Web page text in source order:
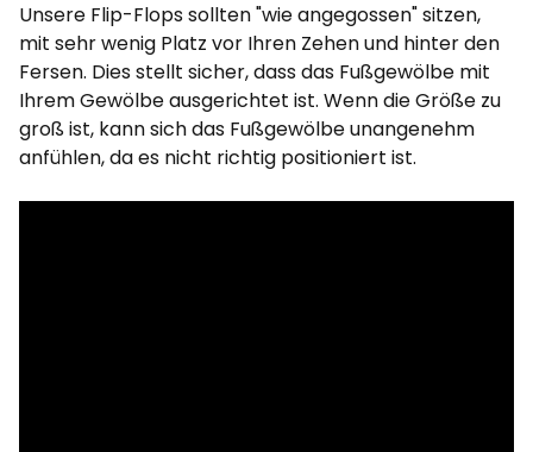
Unsere Flip-Flops sollten "wie angegossen" sitzen,
mit sehr wenig Platz vor Ihren Zehen und hinter den
Fersen. Dies stellt sicher, dass das Fußgewölbe mit
Ihrem Gewölbe ausgerichtet ist. Wenn die Größe zu
groß ist, kann sich das Fußgewölbe unangenehm
anfühlen, da es nicht richtig positioniert ist.